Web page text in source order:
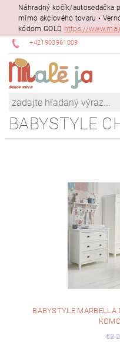
Náhradný kočík/autosedačka
mimo akciového tovaru •
kódom GOLD https://
+421903961009
BABYSTYLE
BABYSTYLE MARBELLA
€2